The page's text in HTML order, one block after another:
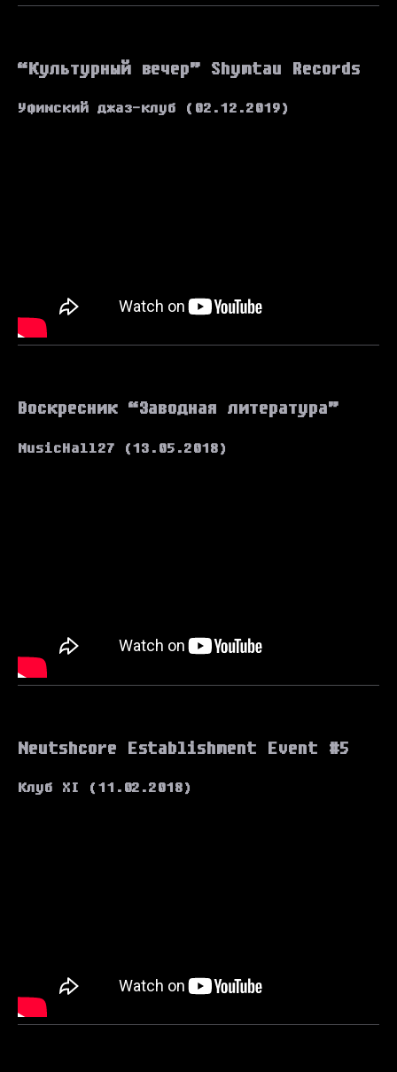
“Культурный вечер” Shymtau Records
Уфимский джаз-клуб (02.12.2019)
Воскресник “Заводная литература”
MusicHall27 (13.05.2018)
Neutshcore Establishment Event #5
Клуб XI (11.02.2018)